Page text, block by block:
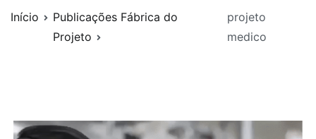
Início
Publicações Fábrica do
Projeto
projeto
medico